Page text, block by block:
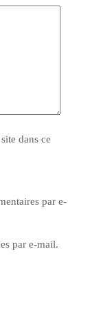
dans ce
par e-
par e-mail.